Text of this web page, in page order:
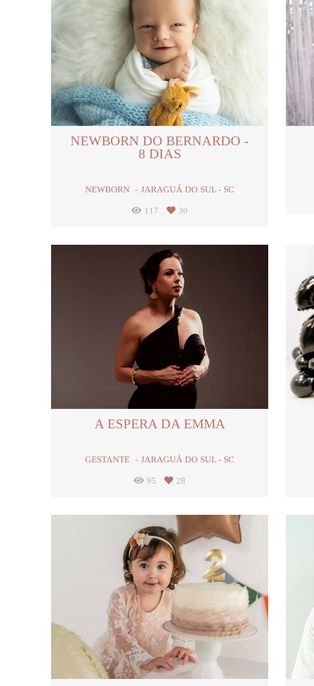
NEWBORN DO BERNARDO -
8 DIAS
NEWBORN JARAGUÁ DO SUL - SC
117 30
A ESPERA DA EMMA
GESTANTE JARAGUÁ DO SUL - SC
95 28